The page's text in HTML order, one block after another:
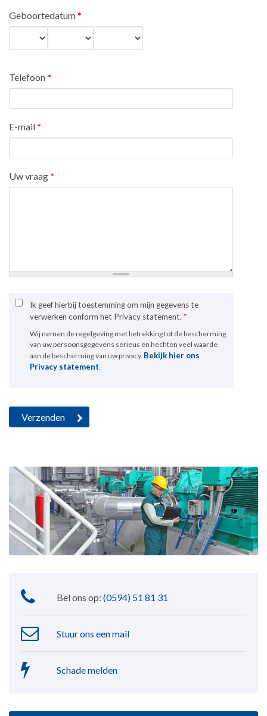
Geboortedatum *
Telefoon *
E-mail *
Uw vraag *
Ik geef hierbij toestemming om mijn gegevens te
verwerken conform het Privacy statement. *
Wij nemen de regelgeving met betrekking tot de bescherming
van uw persoonsgegevens serieus en hechten veel waarde
aan de bescherming van uw privacy. Bekijk hier ons
Privacy statement
Bel ons op: (0594) 51 81 31
Stuur ons een mail
Schade melden